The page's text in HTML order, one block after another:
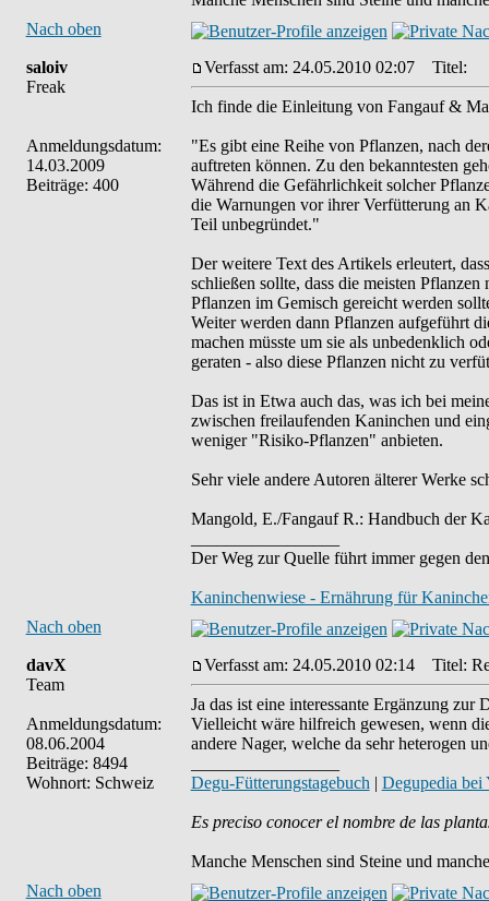
Nach oben
saloiv
Freak
Anmeldungsdatum:
14.03.2009
Beiträge: 400
Verfasst am: 24.05.2010 02:07 Titel:
Ich finde die Einleitung von Fangauf &
"Es gibt eine Reihe von Pflanzen, nach
auftreten können. Zu den bekanntesten
Während die Gefährlichkeit solcher
die Warnungen vor ihrer Verfütterung an
Teil unbegründet."
Der weitere Text des Artikels erleutert,
schließen sollte, dass die meisten
Pflanzen im Gemisch gereicht werden
Weiter werden dann Pflanzen aufgeführt
machen müsste um sie als unbedenklich
geraten - also diese Pflanzen nicht zu
Das ist in Etwa auch das, was ich bei
zwischen freilaufenden Kaninchen und
weniger "Risiko-Pflanzen" anbieten.
Sehr viele andere Autoren älterer Werke
Mangold, E./Fangauf R.: Handbuch der
Der Weg zur Quelle führt immer gegen
Kaninchenwiese - Ernährung für
Nach oben
davX
Team
Anmeldungsdatum:
08.06.2004
Beiträge: 8494
Wohnort: Schweiz
Verfasst am: 24.05.2010 02:14 Titel:
Ja das ist eine interessante Ergänzung zur
Vielleicht wäre hilfreich gewesen, wenn
andere Nager, welche da sehr heterogen
Degu-Fütterungstagebuch | Degupedia bei
Es preciso conocer el nombre de las
Manche Menschen sind Steine und
Nach oben